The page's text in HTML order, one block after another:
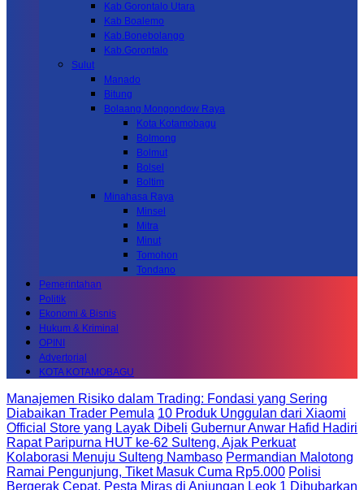
Kab Gorontalo Utara
Kab Boalemo
Kab.Bonebolango
Kab.Gorontalo
Sulut
Manado
Bitung
Bolaang Mongondow Raya
Kota Kotamobagu
Bolmong
Bolmut
Bolsel
Boltim
Minahasa Raya
Minsel
Mitra
Minut
Tomohon
Tondano
Pemerintahan
Politik
Ekonomi & Bisnis
Hukum & Kriminal
OPINI
Advertorial
KOTA KOTAMOBAGU
Manajemen Risiko dalam Trading: Fondasi yang Sering
Diabaikan Trader Pemula 10 Produk Unggulan dari Xiaomi
Official Store yang Layak Dibeli Gubernur Anwar Hafid Hadiri
Rapat Paripurna HUT ke-62 Sulteng, Ajak Perkuat
Kolaborasi Menuju Sulteng Nambaso Permandian Malotong
Ramai Pengunjung, Tiket Masuk Cuma Rp5.000 Polisi
Bergerak Cepat, Pesta Miras di Anjungan Leok 1 Dibubarkan